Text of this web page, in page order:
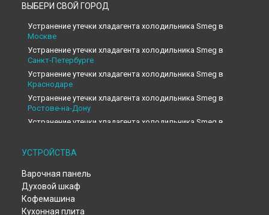
ВЫБЕРИ СВОЙ ГОРОД
Устранение утечки хладагента холодильника Smeg в
Москве
Устранение утечки хладагента холодильника Smeg в
Санкт-Петербурге
Устранение утечки хладагента холодильника Smeg в
Краснодаре
Устранение утечки хладагента холодильника Smeg в
Ростове-на-Дону
Устранение утечки хладагента холодильника Smeg в
Устранение утечки хладагента холодильника Smeg в
Новосибирске
Устранение утечки хладагента холодильника Smeg в
Челябинске
Устранение утечки хладагента холодильника Smeg в
Екатеринбурге
УСТРОЙСТВА
Варочная панель
Духовой шкаф
Кофемашина
Кухонная плита